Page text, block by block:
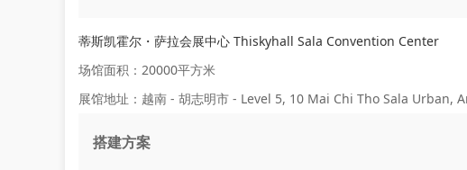
蒂斯凯霍尔・萨拉会展中心 Thiskyhall Sala Convention Center
场馆面积：20000平方米
展馆地址：越南 - 胡志明市 - Level 5, 10 Mai Chi Tho Sala Urban,
搭建方案